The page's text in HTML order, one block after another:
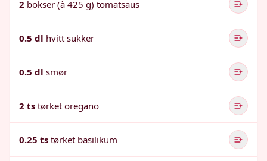
2 bokser (à 425 g) tomatsaus
0.5 dl hvitt sukker
0.5 dl smør
2 ts tørket oregano
0.25 ts tørket basilikum